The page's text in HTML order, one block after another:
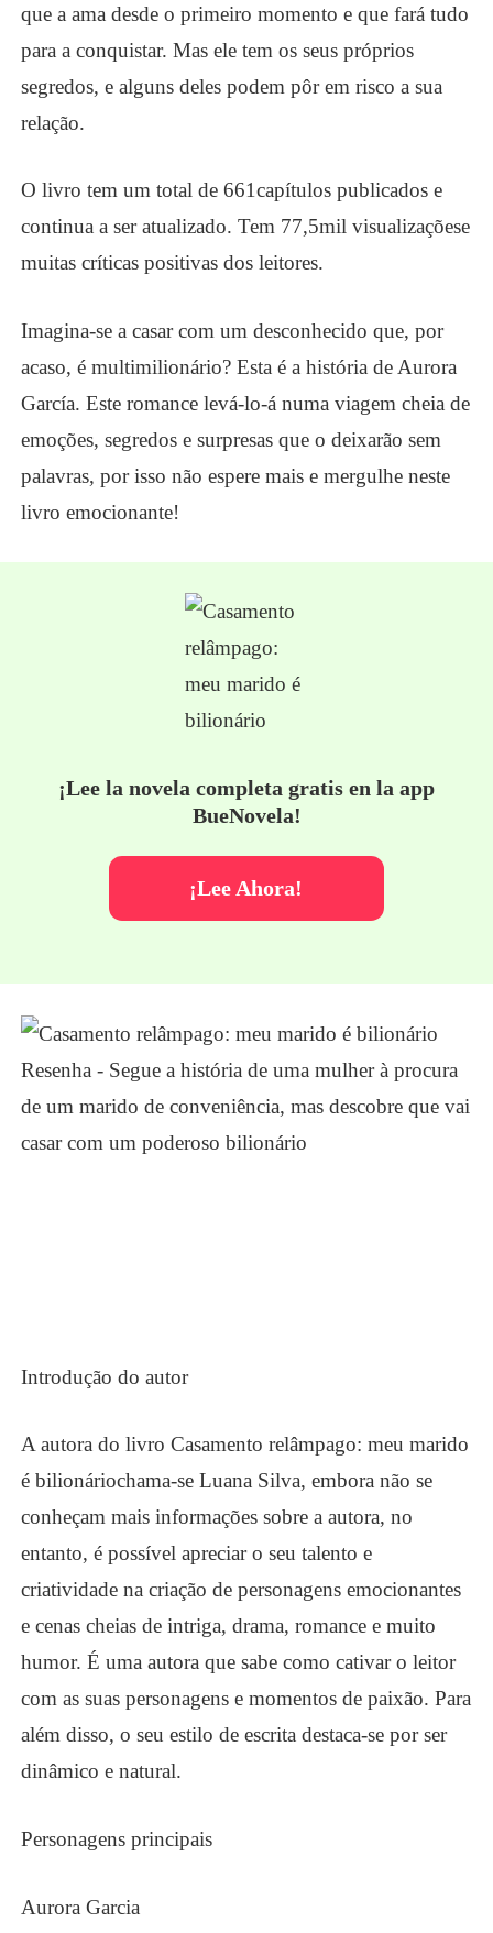
que a ama desde o primeiro momento e que fará tudo
para a conquistar. Mas ele tem os seus próprios
segredos, e alguns deles podem pôr em risco a sua
relação.
O livro tem um total de661capítulos publicados e
continua a ser atualizado. Tem 77,5milvisualizaçõese
muitas críticas positivas dos leitores.
Imagina-se a casar com um desconhecido que, por
acaso, é multimilionário? Esta é a história de Aurora
García. Este romance levá-lo-á numa viagem cheia de
emoções, segredos e surpresas que o deixarão sem
palavras, por isso não espere mais e mergulhe neste
livro emocionante!
¡Lee la novela completa gratis en la app
BueNovela!
¡Lee Ahora!
Introdução do autor
A autora do livroCasamento relâmpago: meu marido
é bilionáriochama-se Luana Silva, embora não se
conheçam mais informações sobre a autora, no
entanto, é possível apreciar o seu talento e
criatividade na criação de personagens emocionantes
e cenas cheias de intriga, drama, romance e muito
humor. É uma autora que sabe como cativar o leitor
com as suas personagens e momentos de paixão. Para
além disso, o seu estilo de escrita destaca-se por ser
dinâmico e natural.
Personagens principais
Aurora Garcia